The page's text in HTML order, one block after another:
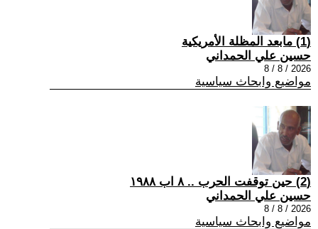
(1) مابعد المظلة الأمريكية
حسين علي الحمداني
2026 / 8 / 8
مواضيع وابحاث سياسية
(2) حين توقفت الحرب .. ٨ اب ١٩٨٨
حسين علي الحمداني
2026 / 8 / 8
مواضيع وابحاث سياسية